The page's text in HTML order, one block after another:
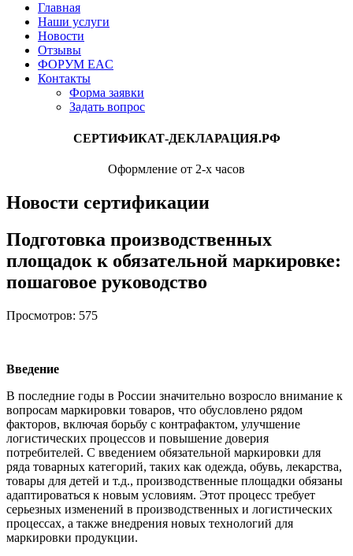
Главная
Наши услуги
Новости
Отзывы
ФОРУМ EAC
Контакты
Форма заявки
Задать вопрос
СЕРТИФИКАТ-ДЕКЛАРАЦИЯ.РФ
Оформление от 2-х часов
Новости сертификации
Подготовка производственных
площадок к обязательной маркировке:
пошаговое руководство
Просмотров: 575
Введение
В последние годы в России значительно возросло внимание к
вопросам маркировки товаров, что обусловлено рядом
факторов, включая борьбу с контрафактом, улучшение
логистических процессов и повышение доверия
потребителей. С введением обязательной маркировки для
ряда товарных категорий, таких как одежда, обувь, лекарства,
товары для детей и т.д., производственные площадки обязаны
адаптироваться к новым условиям. Этот процесс требует
серьезных изменений в производственных и логистических
процессах, а также внедрения новых технологий для
маркировки продукции.